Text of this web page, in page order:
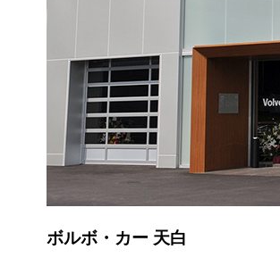
ボルボ・カー 天白